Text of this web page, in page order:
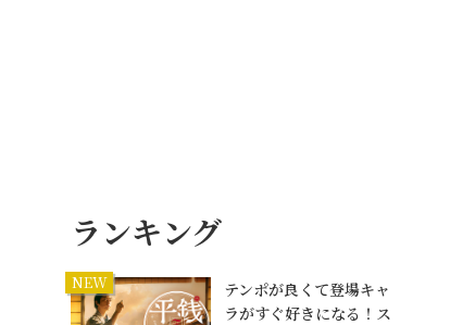
ランキング
NEW
テンポが良くて登場キャ
ラがすぐ好きになる！ス